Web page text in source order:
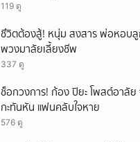
119 ดู
ชึวิตต้องสู้! หนุ่ม สงสาร พ่อหอบ
พวงมาลัยเลี้ยงชีพ
337 ดู
ช็อกวงการ! ก้อง ปิยะ โพสต์อาลัย
กะทันหัน แฟนคลับใจหาย
576 ดู